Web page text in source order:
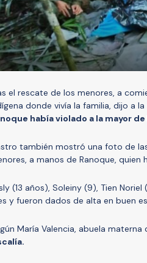
el rescate de los menores, a
donde vivía la familia, dijo a
había violado a la mayor
también mostró una foto de
a manos de Ranoque, quien
(13 años), Soleiny (9), Tien
y fueron dados de alta en buen
María Valencia, abuela materna